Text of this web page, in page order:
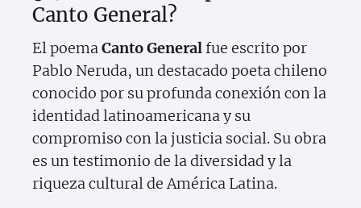
Canto General?
El poemaCanto Generalfue escrito por
Pablo Neruda, un destacado poeta chileno
conocido por su profunda conexión con la
identidad latinoamericana y su
compromiso con la justicia social. Su obra
es un testimonio de la diversidad y la
riqueza cultural de América Latina.